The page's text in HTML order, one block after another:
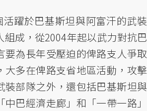
活躍於巴基斯坦與阿富汗的武裝
組成，從2004年起以武力對抗巴
要為長年受壓迫的俾路支人爭取
大多在俾路支省地區活動，攻擊
裝部隊之外，還包括巴基斯坦與
巴經濟走廊」和「一帶一路」